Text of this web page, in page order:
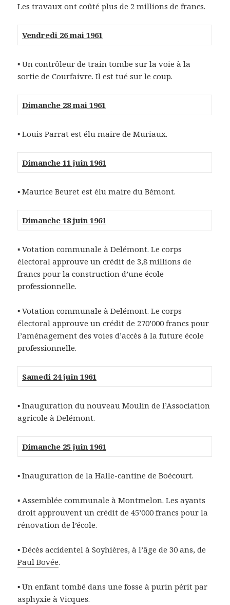
Les travaux ont coûté plus de 2 millions de francs.
Vendredi 26 mai 1961
▪ Un contrôleur de train tombe sur la voie à la
sortie de Courfaivre. Il est tué sur le coup.
Dimanche 28 mai 1961
▪ Louis Parrat est élu maire de Muriaux.
Dimanche 11 juin 1961
▪ Maurice Beuret est élu maire du Bémont.
Dimanche 18 juin 1961
▪ Votation communale à Delémont. Le corps
électoral approuve un crédit de 3,8 millions de
francs pour la construction d’une école
professionnelle.
▪ Votation communale à Delémont. Le corps
électoral approuve un crédit de 270’000 francs pour
l’aménagement des voies d’accès à la future école
professionnelle.
Samedi 24 juin 1961
▪ Inauguration du nouveau Moulin de l’Association
agricole à Delémont.
Dimanche 25 juin 1961
▪ Inauguration de la Halle-cantine de Boécourt.
▪ Assemblée communale à Montmelon. Les ayants
droit approuvent un crédit de 45’000 francs pour la
rénovation de l’école.
▪ Décès accidentel à Soyhières, à l’âge de 30 ans, de
Paul Bovée.
▪ Un enfant tombé dans une fosse à purin périt par
asphyxie à Vicques.